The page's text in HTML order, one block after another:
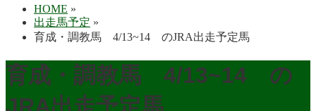
HOME »
出走馬予定 »
育成・調教馬 4/13~14 のJRA出走予定馬
育成・調教馬 4/13~14 の